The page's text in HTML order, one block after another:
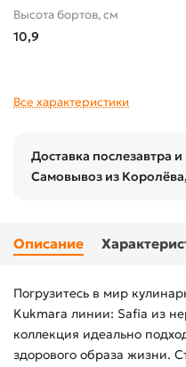
Высота бортов, см
10,9
Все характеристики
Доставка послезавтра
Самовывоз из
Описание
Погрузитесь в мир
Kukmara линии: Safia из
коллекция идеально
здорового образа жизни.